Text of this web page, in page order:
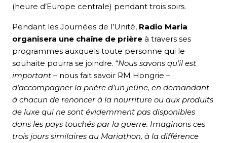
(heure d’Europe centrale) pendant trois soirs.
Pendant les Journées de l’Unité, Radio Maria
organisera une chaîne de prière à travers ses
programmes auxquels toute personne qui le
souhaite pourra se joindre. “Nous savons qu’il est
important – nous fait savoir RM Hongrie –
d’accompagner la prière d’un jeûne, en demandant
à chacun de renoncer à la nourriture ou aux produits
de luxe qui ne sont évidemment pas disponibles
dans les pays touchés par la guerre. Imaginons ces
trois jours similaires au Mariathon, à la différence